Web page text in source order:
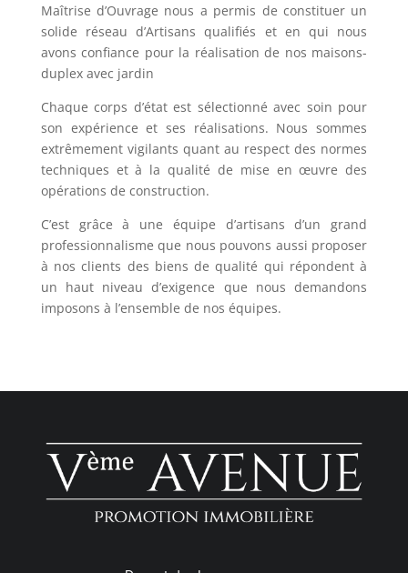
Maîtrise d’Ouvrage nous a permis de constituer un
solide réseau d’Artisans qualifiés et en qui nous
avons confiance pour la réalisation de nos maisons-
duplex avec jardin
Chaque corps d’état est sélectionnéavec soin pour
son expérience et ses réalisations. Nous sommes
extrêmement vigilants quantau respect des normes
techniques et à la qualité de mise en œuvre des
opérations de construction.
C’est grâce à une équipe d’artisans d’un grand
professionnalisme que nous pouvons aussi proposer
à nos clients des biens de qualité qui répondent à
un haut niveau d’exigence que nousdemandons
imposons à l’ensemble de nos équipes.